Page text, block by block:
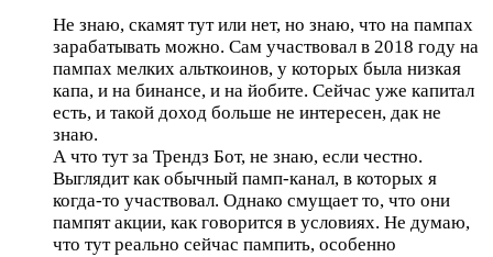
Не знаю, скамят тут или нет, но знаю, что на пампах
зарабатывать можно. Сам участвовал в 2018 году на
пампах мелких альткоинов, у которых была низкая
капа, и на бинансе, и на йобите. Сейчас уже капитал
есть, и такой доход больше не интересен, дак не
знаю.
А что тут за Трендз Бот, не знаю, если честно.
Выглядит как обычный памп-канал, в которых я
когда-то участвовал. Однако смущает то, что они
пампят акции, как говорится в условиях. Не думаю,
что тут реально сейчас пампить, особенно